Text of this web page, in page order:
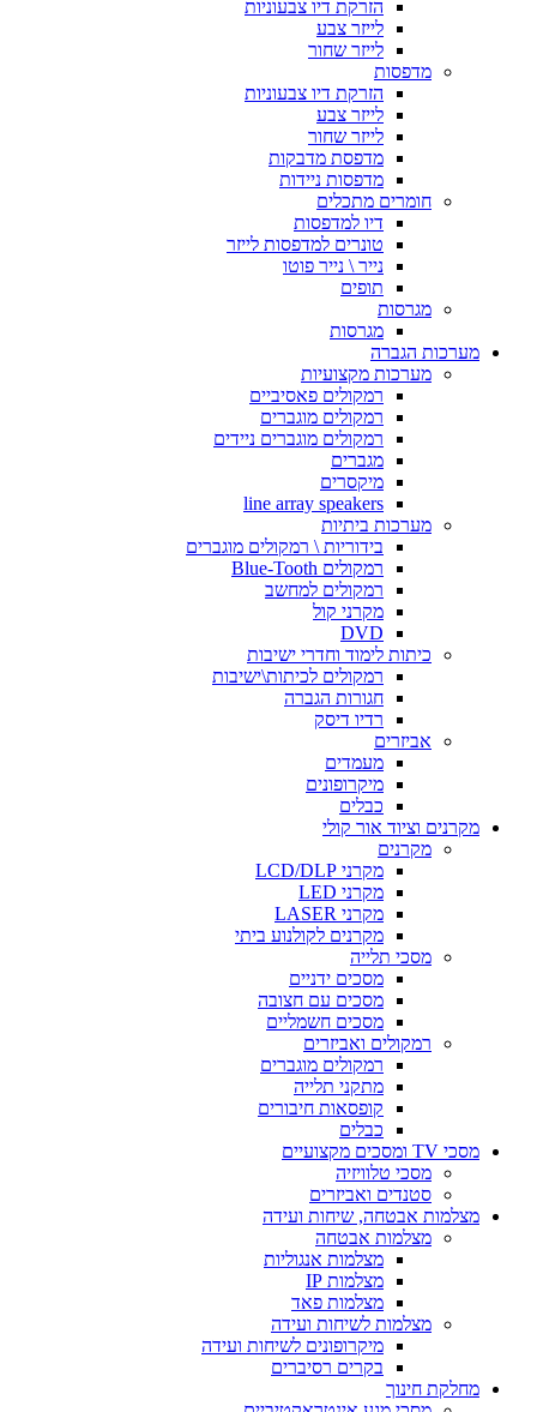
הזרקת דיו צבעוניות
לייזר צבע
לייזר שחור
מדפסות
הזרקת דיו צבעוניות
לייזר צבע
לייזר שחור
מדפסת מדבקות
מדפסות ניידות
חומרים מתכלים
דיו למדפסות
טונרים למדפסות לייזר
נייר \ נייר פוטו
תופים
מגרסות
מגרסות
מערכות הגברה
מערכות מקצועיות
רמקולים פאסיביים
רמקולים מוגברים
רמקולים מוגברים ניידים
מגברים
מיקסרים
line array speakers
מערכות ביתיות
בידוריות \ רמקולים מוגברים
רמקולים Blue-Tooth
רמקולים למחשב
מקרני קול
DVD
כיתות לימוד וחדרי ישיבות
רמקולים לכיתות\ישיבות
חגורות הגברה
רדיו דיסק
אביזרים
מעמדים
מיקרופונים
כבלים
מקרנים וציוד אור קולי
מקרנים
מקרני LCD/DLP
מקרני LED
מקרני LASER
מקרנים לקולנוע ביתי
מסכי תלייה
מסכים ידניים
מסכים עם חצובה
מסכים חשמליים
רמקולים ואביזרים
רמקולים מוגברים
מתקני תלייה
קופסאות חיבורים
כבלים
מסכי TV ומסכים מקצועיים
מסכי טלוויזיה
סטנדים ואביזרים
מצלמות אבטחה, שיחות ועידה
מצלמות אבטחה
מצלמות אנגוליות
מצלמות IP
מצלמות פאד
מצלמות לשיחות ועידה
מיקרופונים לשיחות ועידה
בקרים רסיברים
מחלקת חינוך